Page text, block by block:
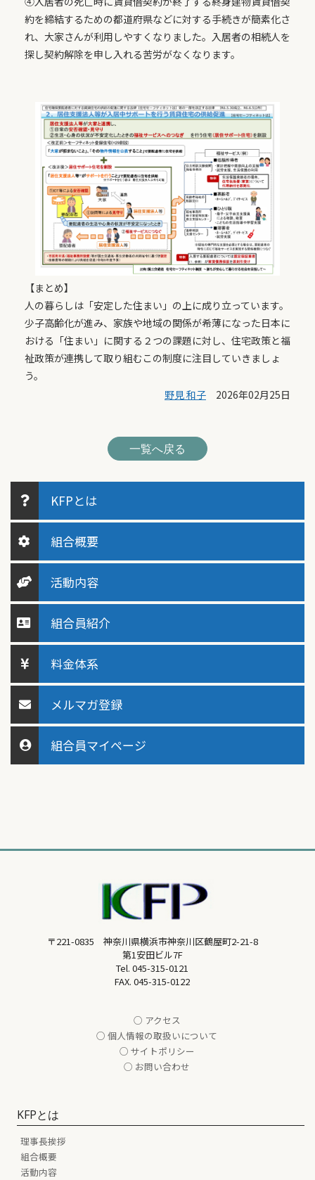
約を締結するための都道府県などに対する手続きが簡素化さ
れ、大家さんが利用しやすくなりました。入居者の相続人を
探し契約解除を申し入れる苦労がなくなります。
【まとめ】
人の暮らしは「安定した住まい」の上に成り立っています。
少子高齢化が進み、家族や地域の関係が希薄になった日本に
おける「住まい」に関する２つの課題に対し、住宅政策と福
祉政策が連携して取り組むこの制度に注目していきましょ
う。
野見 和子 2026年02月25日
一覧へ戻る
KFPとは
組合概要
活動内容
組合員紹介
料金体系
メルマガ登録
組合員マイページ
〒221-0835 神奈川県横浜市神奈川区鶴屋町2-21-8
第1安田ビル7F
Tel. 045-315-0121
FAX. 045-315-0122
○ アクセス
○ 個人情報の取扱いについて
○ サイトポリシー
○ お問い合わせ
KFPとは
理事長挨拶
組合概要
活動内容